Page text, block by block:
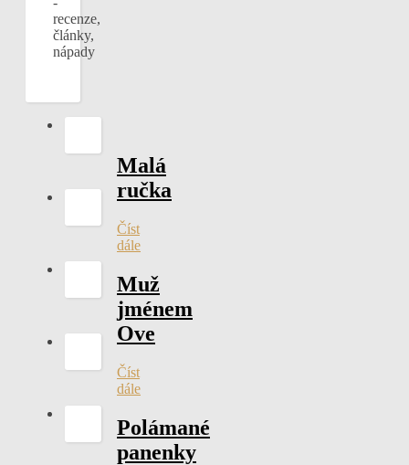
recenze,
články,
nápady
Malá
ručka
Číst
dále
Muž
jménem
Ove
Číst
dále
Polámané
panenky